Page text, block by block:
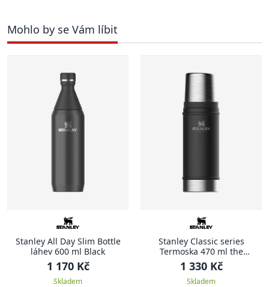
Mohlo by se Vám líbit
Stanley All Day Slim Bottle
láhev 600 ml Black
1 170 Kč
Skladem
Stanley Classic series
Termoska 470 ml the
legendary matná černá
CLASSIC
1 330 Kč
Skladem